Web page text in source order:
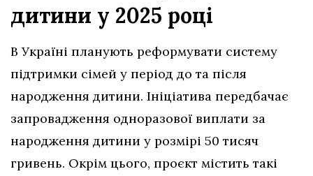
дитини у 2025 році
В Україні планують реформувати систему
підтримки сімей у період до та після
народження дитини. Ініціатива передбачає
запровадження одноразової виплати за
народження дитини у розмірі 50 тисяч
гривень. Окрім цього, проєкт містить такі